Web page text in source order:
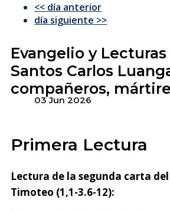
<< día anterior
día siguiente >>
Evangelio y
Santos Carlos
compañeros,
03 Jun 2026
Primera Lectura
Lectura de la segunda carta
Timoteo (1,1-3.6-12):